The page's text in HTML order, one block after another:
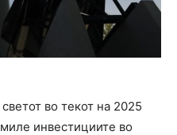
во текот на 2025
инвестициите во